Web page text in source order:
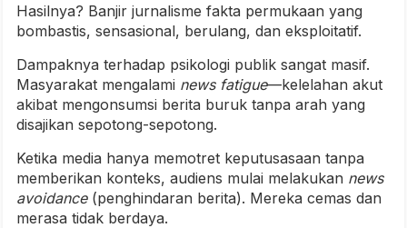
Hasilnya? Banjir jurnalisme fakta permukaan yang
bombastis, sensasional, berulang, dan eksploitatif.
Dampaknya terhadap psikologi publik sangat masif.
Masyarakat mengalami news fatigue—kelelahan akut
akibat mengonsumsi berita buruk tanpa arah yang
disajikan sepotong-sepotong.
Ketika media hanya memotret keputusasaan tanpa
memberikan konteks, audiens mulai melakukan news
avoidance(penghindaran berita). Mereka cemas dan
merasa tidak berdaya.